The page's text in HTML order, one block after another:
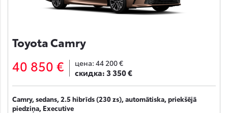
Toyota Camry
40 850 € цена: 44 200 €
скидка:3 350 €
Camry, sedans, 2.5 hibrīds (230 zs), automātiska, priekšējā
piedziņa, Executive